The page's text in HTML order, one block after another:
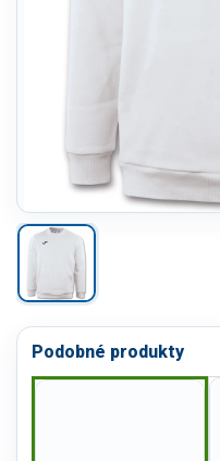
Podobné produkty